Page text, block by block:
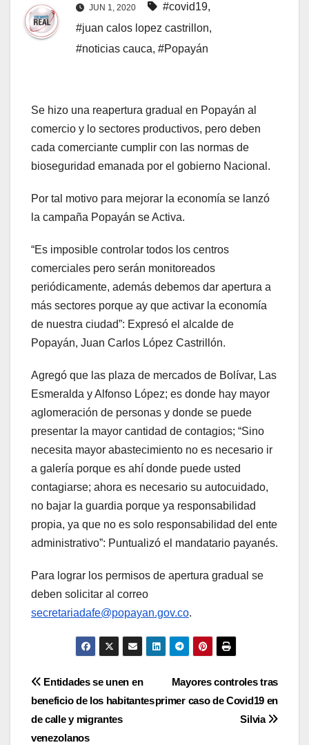
JUN 1, 2020 #covid19,
#juan calos lopez castrillon,
#noticias cauca, #Popayán
Se hizo una reapertura gradual en Popayán al
comercio y lo sectores productivos, pero deben
cada comerciante cumplir con las normas de
bioseguridad emanada por el gobierno Nacional.
Por tal motivo para mejorar la economía se lanzó
la campaña Popayán se Activa.
“Es imposible controlar todos los centros
comerciales pero serán monitoreados
periódicamente, además debemos dar apertura a
más sectores porque ay que activar la economía
de nuestra ciudad”: Expresó el alcalde de
Popayán, Juan Carlos López Castrillón.
Agregó que las plaza de mercados de Bolívar, Las
Esmeralda y Alfonso López; es donde hay mayor
aglomeración de personas y donde se puede
presentar la mayor cantidad de contagios; “Sino
necesita mayor abastecimiento no es necesario ir
a galería porque es ahí donde puede usted
contagiarse; ahora es necesario su autocuidado,
no bajar la guardia porque ya responsabilidad
propia, ya que no es solo responsabilidad del ente
administrativo”: Puntualizó el mandatario payanés.
Para lograr los permisos de apertura gradual se
deben solicitar al correo
secretariadafe@popayan.gov.co.
Navegación
de
Mayores controles tras
primer caso de Covid19 en
Silvia
Entidades se unen en
beneficio de los habitantes
de calle y migrantes
venezolanos